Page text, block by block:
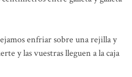
enfriar sobre una rejilla y
y las vuestras lleguen a la caja